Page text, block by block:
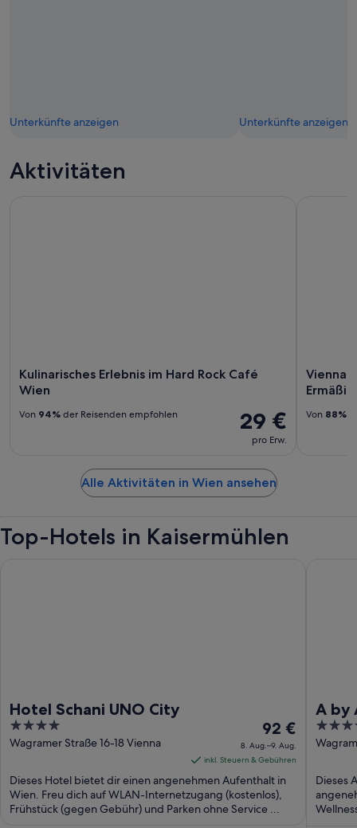
Unterkünfte anzeigen Unterkünfte anzeigen
Aktivitäten
Kulinarisches Erlebnis im Hard Rock Café
Wien
29 €
pro Erw.
Von 94% der Reisenden empfohlen
Vienna
Von 88%
Alle Aktivitäten in Wien ansehen
Top-Hotels in Kaisermühlen
Hotel Schani UNO City
4
out
5
Wagramer Straße 16-18 Vienna
Der
Preis
beträgt
92 €
pro
Nacht
92 €
8. Aug.–9. Aug.
inkl. Steuern & Gebühren
Dieses Hotel bietet dir einen angenehmen Aufenthalt in
Wien. Freu dich auf WLAN-Internetzugang (kostenlos),
Frühstück (gegen Gebühr) und Parken ohne Service ...
A by
4.5
out
5
Dieses